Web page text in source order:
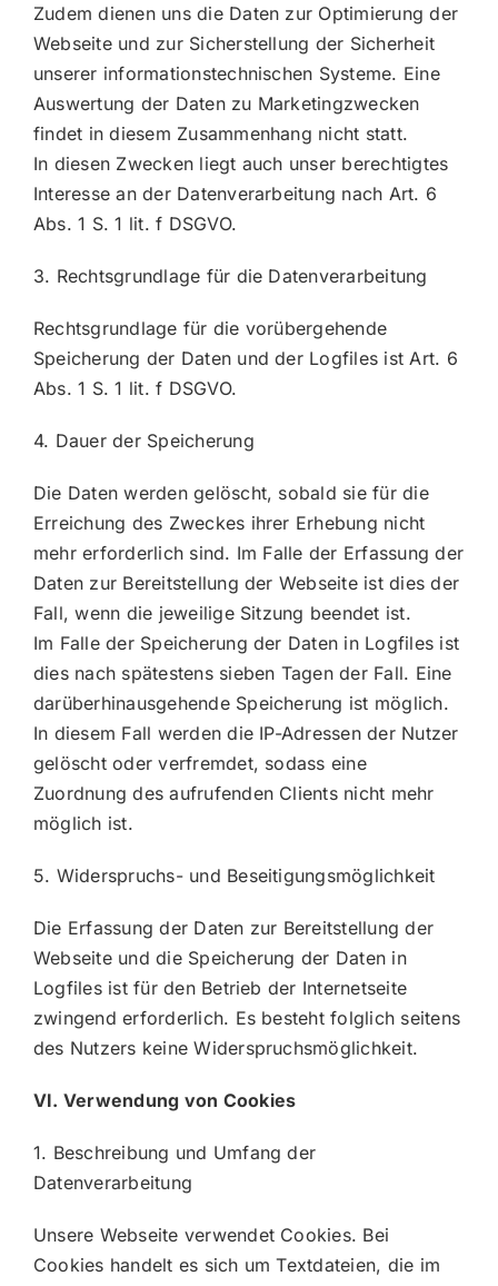
Zudem dienen uns die Daten zur Optimierung der
Webseite und zur Sicherstellung der Sicherheit
unserer informationstechnischen Systeme. Eine
Auswertung der Daten zu Marketingzwecken
findet in diesem Zusammenhang nicht statt.
In diesen Zwecken liegt auch unser berechtigtes
Interesse an der Datenverarbeitung nach Art. 6
Abs. 1 S. 1 lit. f DSGVO.
3. Rechtsgrundlage für die Datenverarbeitung
Rechtsgrundlage für die vorübergehende
Speicherung der Daten und der Logfiles ist Art. 6
Abs. 1 S. 1 lit. f DSGVO.
4. Dauer der Speicherung
Die Daten werden gelöscht, sobald sie für die
Erreichung des Zweckes ihrer Erhebung nicht
mehr erforderlich sind. Im Falle der Erfassung der
Daten zur Bereitstellung der Webseite ist dies der
Fall, wenn die jeweilige Sitzung beendet ist.
Im Falle der Speicherung der Daten in Logfiles ist
dies nach spätestens sieben Tagen der Fall. Eine
darüberhinausgehende Speicherung ist möglich.
In diesem Fall werden die IP-Adressen der Nutzer
gelöscht oder verfremdet, sodass eine
Zuordnung des aufrufenden Clients nicht mehr
möglich ist.
5. Widerspruchs- und Beseitigungsmöglichkeit
Die Erfassung der Daten zur Bereitstellung der
Webseite und die Speicherung der Daten in
Logfiles ist für den Betrieb der Internetseite
zwingend erforderlich. Es besteht folglich seitens
des Nutzers keine Widerspruchsmöglichkeit.
VI. Verwendung von Cookies
1. Beschreibung und Umfang der
Datenverarbeitung
Unsere Webseite verwendet Cookies. Bei
Cookies handelt es sich um Textdateien, die im